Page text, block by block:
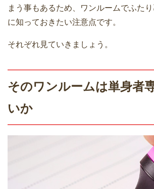
まう事もあるため、ワンルームでふた
に知っておきたい注意点です。
それぞれ見ていきましょう。
そのワンルームは単身者
いか